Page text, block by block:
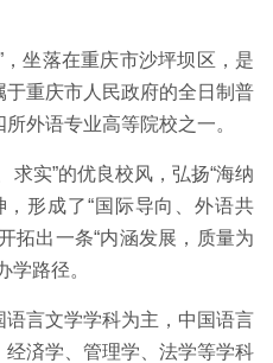
，坐落在重庆市沙坪坝区，是
重庆市人民政府的全日制普
外语专业高等院校之一。
求实”的优良校风，弘扬“海纳
形成了“国际导向、外语共
拓出一条“内涵发展，质量为
学路径。
言文学学科为主，中国语言
済学、管理学、法学等学科